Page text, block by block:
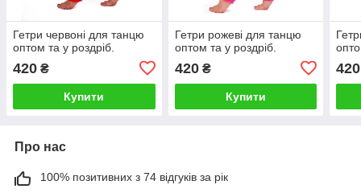
Гетри червоні для танцю
оптом та у роздріб.
420 ₴
Купити
Гетри рожеві для танцю
оптом та у роздріб.
420₴
Купити
420
Про нас
100% позитивних з 74 відгуків за рік